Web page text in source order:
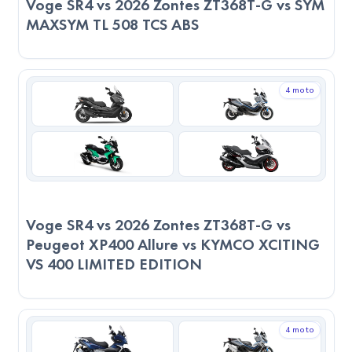
Sonuç
Teknik Performans:
Puanlar girilmediği için sadece teknik verilere göre
değerlendirme yapılmıştır.
Servis ve Parça Durumu:
Her iki modelin servis ağı benzer seviyede. 2023 Yamaha
TMAX Tech MAX 560, kullanıcı memnuniyeti açısından daha
560, yedek parça erişiminde daha avantajlı.
Genel Değerlendirme:
2023 Yamaha TMAX Tech MAX 560, motor hacmi, tork
gücü ve maksimum hızı ile performans odaklı sürücüler için
daha güçlü bir alternatiftir. Özellikle yüksek hızlara çıkmak
Voge SR4 vs 2026 Zontes ZT368T-G vs SYM
MAXSYM TL 508 TCS ABS
4 moto
Voge SR4 vs 2026 Zontes ZT368T-G vs
Peugeot XP400 Allure vs KYMCO XCITING
VS 400 LIMITED EDITION
4 moto